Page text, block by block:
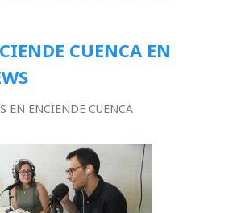
CUENCA EN
EN ENCIENDE CUENCA